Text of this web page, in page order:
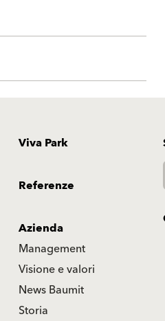
Viva Park
Referenze
Azienda
Management
Visione e valori
News Baumit
Storia